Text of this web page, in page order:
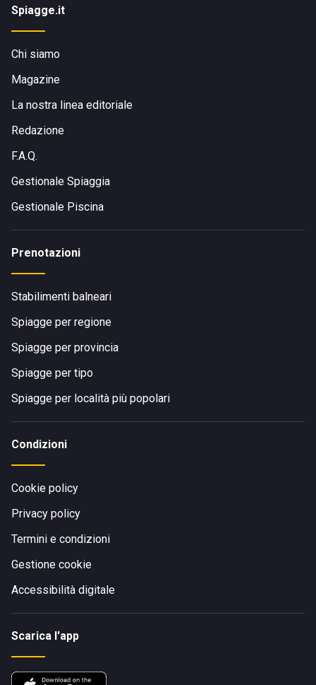
Spiagge.it
Chi siamo
Magazine
La nostra linea editoriale
Redazione
F.A.Q.
Gestionale Spiaggia
Gestionale Piscina
Prenotazioni
Stabilimenti balneari
Spiagge per regione
Spiagge per provincia
Spiagge per tipo
Spiagge per località più popolari
Condizioni
Cookie policy
Privacy policy
Termini e condizioni
Gestione cookie
Accessibilità digitale
Scarica l'app